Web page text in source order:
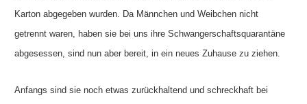
Karton abgegeben wurden. Da Männchen und Weibchen nicht
getrennt waren, haben sie bei uns ihre Schwangerschaftsquarantäne
abgesessen, sind nun aber bereit, in ein neues Zuhause zu ziehen.
Anfangs sind sie noch etwas zurückhaltend und schreckhaft bei